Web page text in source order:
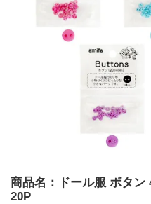
商品名：ドール服 ボタ
20P